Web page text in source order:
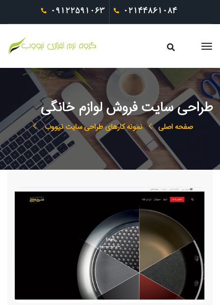
09122591063 02144861084
طراحی سایت فروش لوازم خانگی
صفحه اصلی نمونه کارهای طراحی سایت نیووب